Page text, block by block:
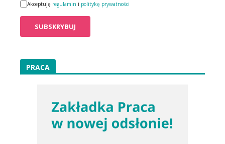
Akceptuję regulamin i politykę prywatności
PRACA